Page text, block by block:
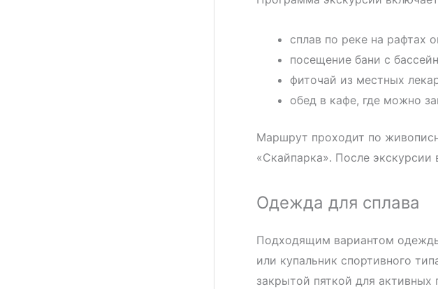
сплав по реке на рафтах
посещение бани с
фиточай из местных
обед в кафе, где можно
Маршрут проходит по
«Скайпарка». После
Одежда для сплава
Подходящим вариантом
или купальник спортивного
закрытой пяткой для активных